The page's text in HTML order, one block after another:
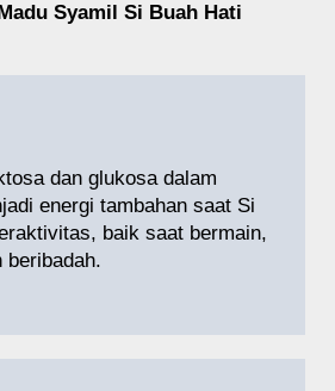
Syamil Si Buah Hati
dan glukosa dalam
energi tambahan saat Si
baik saat bermain,
beribadah.